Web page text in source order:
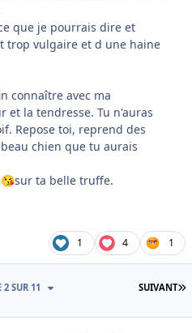
que je pourrais dire et
trop vulgaire et d une haine
connaître avec ma
et la tendresse. Tu n'auras
Repose toi, reprend des
chien que tu aurais
😘sur ta belle truffe.
1 4 1
SUIVANT
2 SUR 11